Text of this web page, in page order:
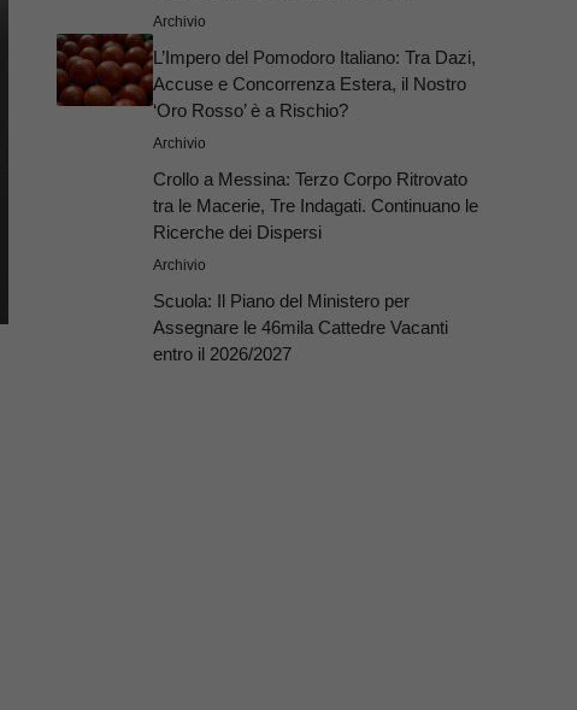
Archivio
L’Impero del Pomodoro Italiano: Tra Dazi,
Accuse e Concorrenza Estera, il Nostro
‘Oro Rosso’ è a Rischio?
Archivio
Crollo a Messina: Terzo Corpo Ritrovato
tra le Macerie, Tre Indagati. Continuano le
Ricerche dei Dispersi
Archivio
Scuola: Il Piano del Ministero per
Assegnare le 46mila Cattedre Vacanti
entro il 2026/2027